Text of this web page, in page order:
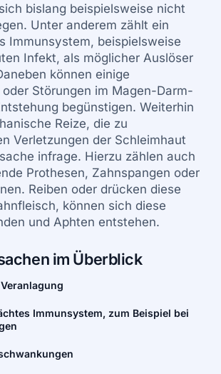
bislang beispielsweise nicht
Unter anderem zählt ein
Immunsystem, beispielsweise
Infekt, als möglicher Auslöser
können einige
Störungen im Magen-Darm-
begünstigen. Weiterhin
Reize, die zu
Verletzungen der Schleimhaut
infrage. Hierzu zählen auch
Prothesen, Zahnspangen oder
Reiben oder drücken diese
können sich diese
und Aphten entstehen.
im Überblick
Immunsystem, zum Beispiel bei